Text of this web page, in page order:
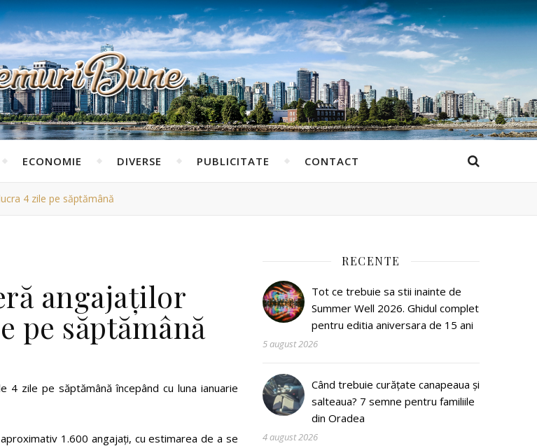
ECONOMIE DIVERSE PUBLICITATE CONTACT
4 zile pe săptămână
angajaților
pe săptămână
zile pe săptămână începând cu luna ianuarie
1.600 angajați, cu estimarea de a se
RECENTE
Tot ce trebuie sa stii inainte de
Summer Well 2026. Ghidul complet
pentru editia aniversara de 15 ani
5 august 2026
Când trebuie curățate canapeaua și
salteaua? 7 semne pentru familiile
din Oradea
4 august 2026